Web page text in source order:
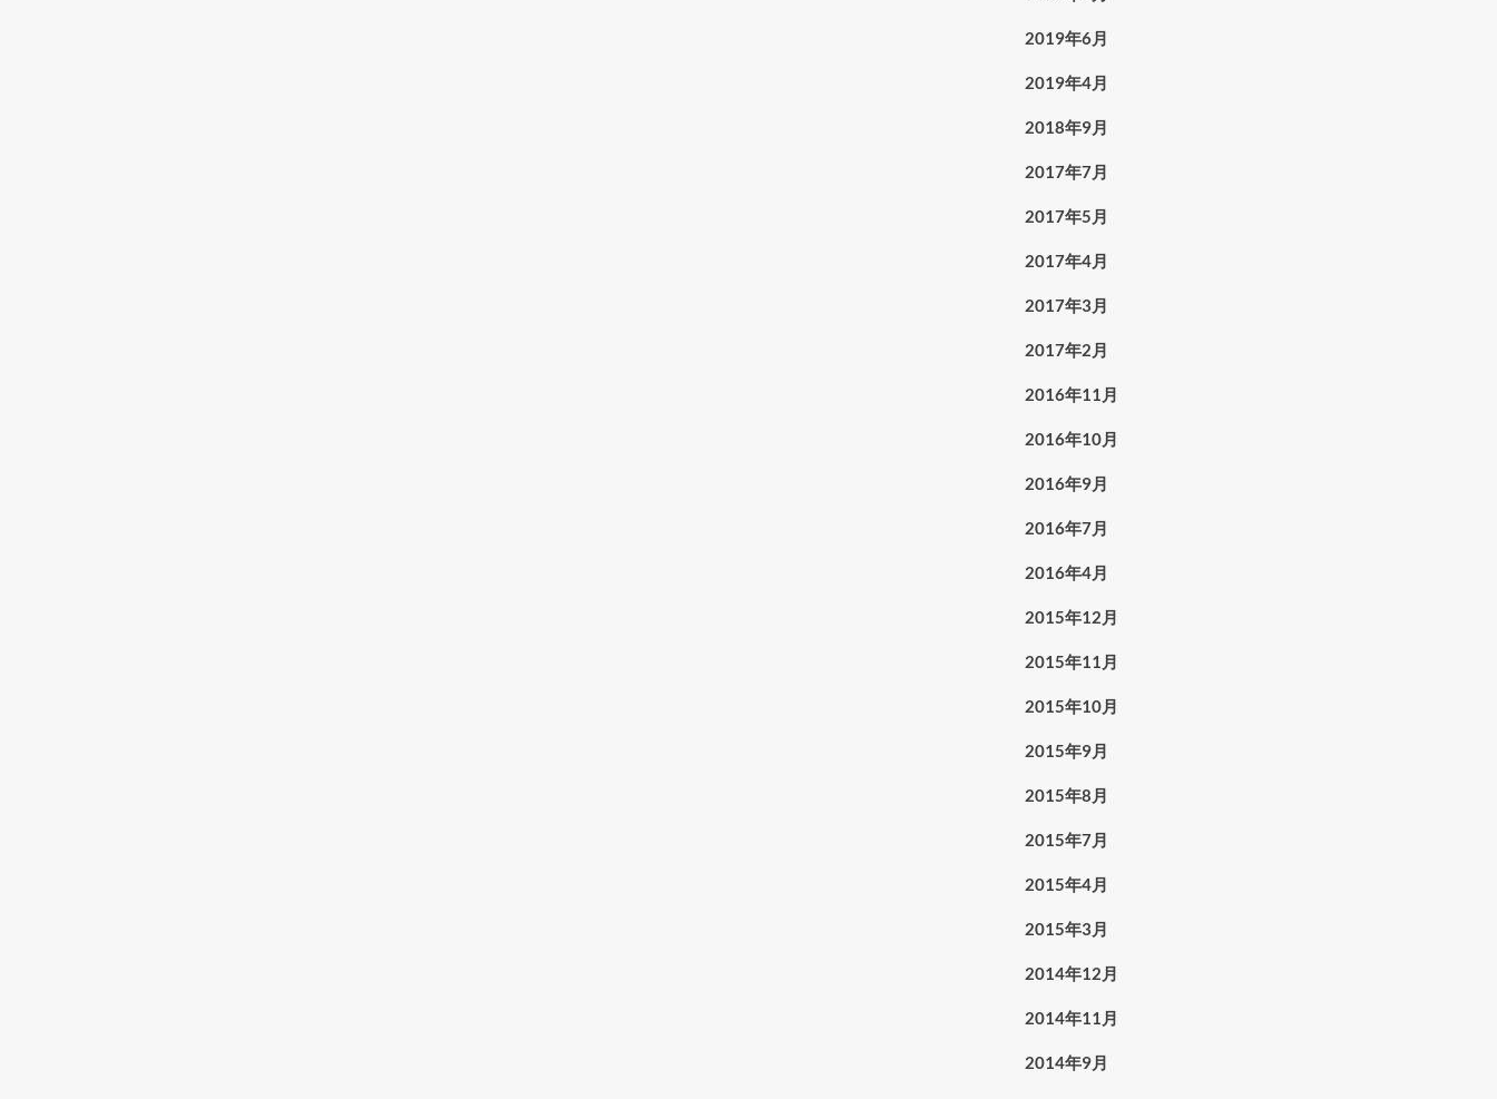
2019年6月
2019年4月
2018年9月
2017年7月
2017年5月
2017年4月
2017年3月
2017年2月
2016年11月
2016年10月
2016年9月
2016年7月
2016年4月
2015年12月
2015年11月
2015年10月
2015年9月
2015年8月
2015年7月
2015年4月
2015年3月
2014年12月
2014年11月
2014年9月